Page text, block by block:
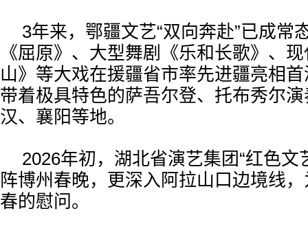
3年来，鄂疆文艺“双向奔赴”已成常
《屈原》、大型舞剧《乐和长歌》、
山》等大戏在援疆省市率先进疆亮相
带着极具特色的萨吾尔登、托布秀尔
汉、襄阳等地。
2026年初，湖北省演艺集团“红色文
阵博州春晚，更深入阿拉山口边境线
春的慰问。